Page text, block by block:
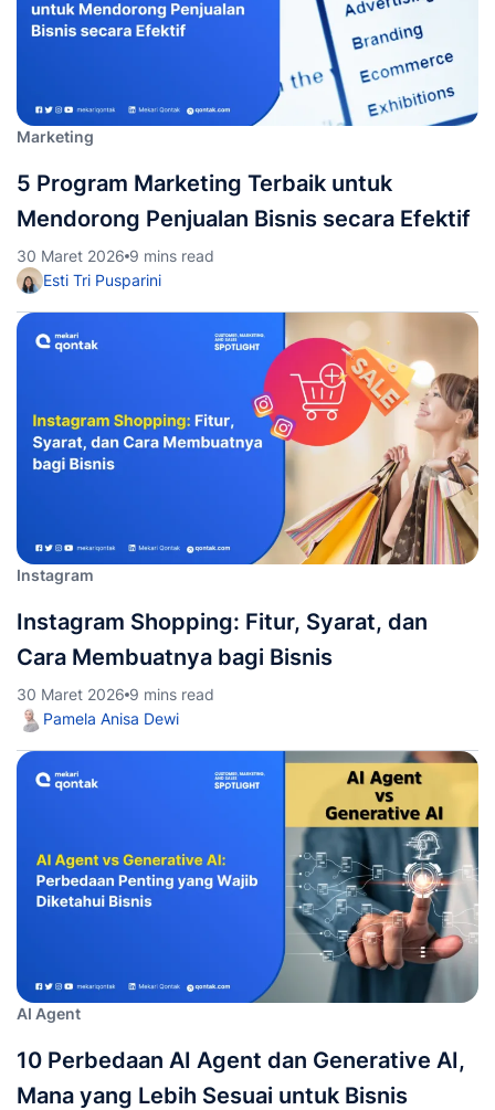
Marketing
5 Program Marketing Terbaik untuk
Mendorong Penjualan Bisnis secara Efektif
30 Maret 2026 9 mins read
Esti Tri Pusparini
Instagram
Instagram Shopping: Fitur, Syarat, dan
Cara Membuatnya bagi Bisnis
30 Maret 2026 9 mins read
Pamela Anisa Dewi
AI Agent
10 Perbedaan AI Agent dan Generative AI,
Mana yang Lebih Sesuai untuk Bisnis